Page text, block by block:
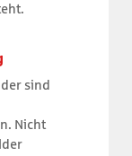
sind
Nicht